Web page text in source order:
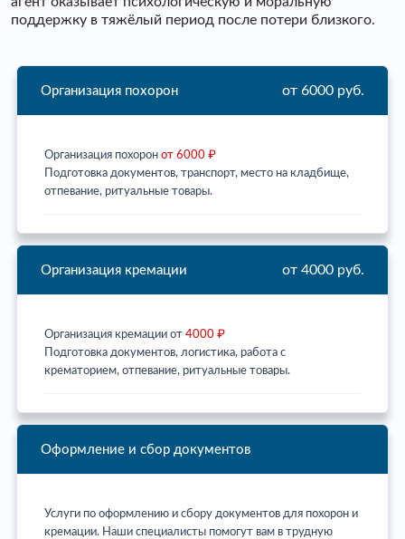
поддержку в тяжёлый период после потери близкого.
Организация похорон от 6000 руб.
Организация похорон от 6000 ₽
Подготовка документов, транспорт, место на кладбище,
отпевание, ритуальные товары.
Организация кремации от 4000 руб.
Организация кремации от 4000 ₽
Подготовка документов, логистика, работа с
крематорием, отпевание, ритуальные товары.
Оформление и сбор документов
Услуги по оформлению и сбору документов для похорон и
кремации. Наши специалисты помогут вам в трудную